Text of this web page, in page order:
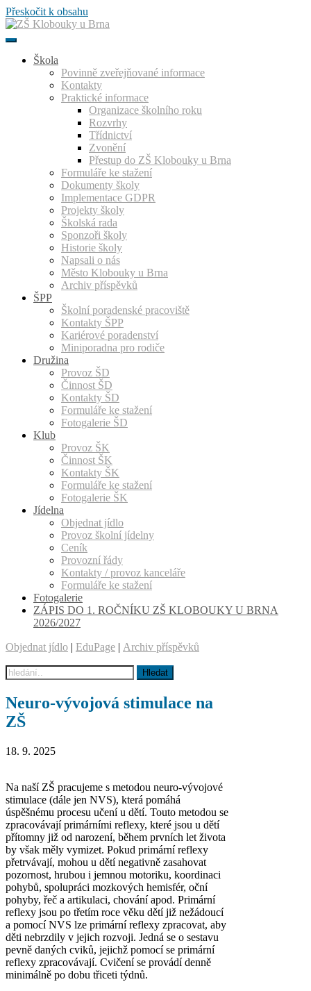
Přeskočit k obsahu
Škola
Povinně zveřejňované informace
Kontakty
Praktické informace
Organizace školního roku
Rozvrhy
Třídnictví
Zvonění
Přestup do ZŠ Klobouky u Brna
Formuláře ke stažení
Dokumenty školy
Implementace GDPR
Projekty školy
Školská rada
Sponzoři školy
Historie školy
Napsali o nás
Město Klobouky u Brna
Archiv příspěvků
ŠPP
Školní poradenské pracoviště
Kontakty ŠPP
Kariérové poradenství
Miniporadna pro rodiče
Družina
Provoz ŠD
Činnost ŠD
Kontakty ŠD
Formuláře ke stažení
Fotogalerie ŠD
Klub
Provoz ŠK
Činnost ŠK
Kontakty ŠK
Formuláře ke stažení
Fotogalerie ŠK
Jídelna
Objednat jídlo
Provoz školní jídelny
Ceník
Provozní řády
Kontakty / provoz kanceláře
Formuláře ke stažení
Fotogalerie
ZÁPIS DO 1. ROČNÍKU ZŠ KLOBOUKY U BRNA
2026/2027
Objednat jídlo | EduPage | Archiv příspěvků
Neuro-vývojová stimulace na
ZŠ
18. 9. 2025
Na naší ZŠ pracujeme s metodou neuro-vývojové
stimulace (dále jen NVS), která pomáhá
úspěšnému procesu učení u dětí. Touto metodou se
zpracovávají primárními reflexy, které jsou u dětí
přítomny již od narození, během prvních let života
by však měly vymizet. Pokud primární reflexy
přetrvávají, mohou u dětí negativně zasahovat
pozornost, hrubou i jemnou motoriku, koordinaci
pohybů, spolupráci mozkových hemisfér, oční
pohyby, řeč a artikulaci, chování apod. Primární
reflexy jsou po třetím roce věku dětí již nežádoucí
a pomocí NVS lze primární reflexy zpracovat, aby
děti nebrzdily v jejich rozvoji. Jedná se o sestavu
pevně daných cviků, jejichž pomocí se primární
reflexy zpracovávají. Cvičení se provádí denně
minimálně po dobu třiceti týdnů.